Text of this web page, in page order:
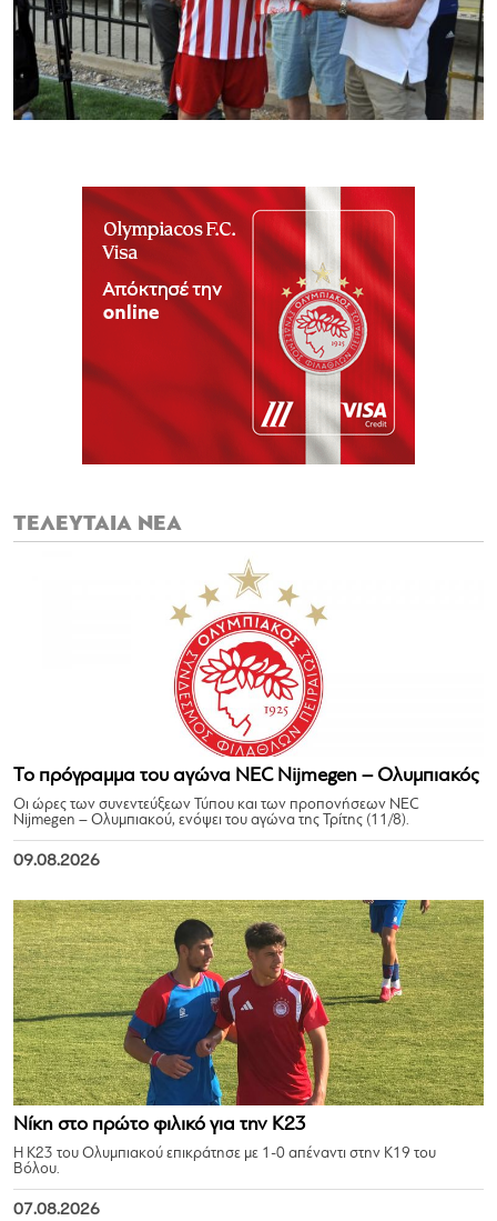
ΤΕΛΕΥΤΑΙΑ ΝΕΑ
Το πρόγραμμα του αγώνα NEC Nijmegen – Ολυμπιακός
Οι ώρες των συνεντεύξεων Τύπου και των προπονήσεων NEC
Nijmegen – Ολυμπιακού, ενόψει του αγώνα της Τρίτης (11/8).
09.08.2026
Νίκη στο πρώτο φιλικό για την Κ23
Η Κ23 του Ολυμπιακού επικράτησε με 1-0 απέναντι στην Κ19 του
Βόλου.
07.08.2026